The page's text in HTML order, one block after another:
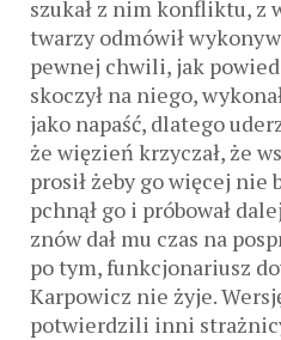
szukał z nim konfliktu, z
twarzy odmówił
pewnej chwili, jak
skoczył na niego,
jako napaść, dlatego
że więzień krzyczał, że
prosił żeby go więcej nie
pchnął go i próbował
znów dał mu czas na
po tym, funkcjonariusz
Karpowicz nie żyje.
potwierdzili inni